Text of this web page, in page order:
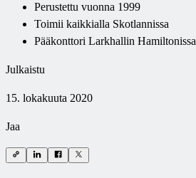
Perustettu vuonna 1999
Toimii kaikkialla Skotlannissa
Pääkonttori Larkhallin Hamiltonissa
Julkaistu
15. lokakuuta 2020
Jaa